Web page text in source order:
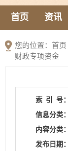
首页 资讯
您的位置： 首页
财政专项资金
索 引 号：
信息分类：
内容分类：
发布日期：